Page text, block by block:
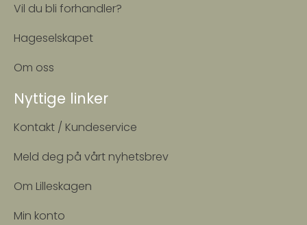
Vil du bli forhandler?
Hageselskapet
Om oss
Nyttige linker
Kontakt / Kundeservice
Meld deg på vårt nyhetsbrev
Om Lilleskagen
Min konto